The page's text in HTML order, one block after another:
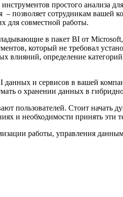
простого анализа
позволяет сотрудникам вашей
для совместной работы.
в пакет BI от
который не требовал
влияний, определение
данных и сервисов в вашей
о хранении данных в
пользователей. Стоит начать
и необходимости принять эти
работы, управления